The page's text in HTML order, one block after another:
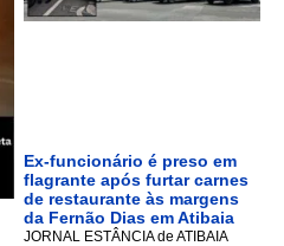
Ex-funcionário é preso em
flagrante após furtar carnes
de restaurante às margens
da Fernão Dias em Atibaia
JORNAL ESTÂNCIA de ATIBAIA